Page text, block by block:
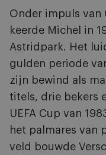
Onder impuls van
keerde Michel in
Astridpark. Het
gulden periode
zijn bewind als
titels, drie bekers
UEFA Cup van
het palmares van
veld bouwde